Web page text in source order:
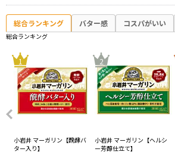
総合ランキング バター感 コスパがいい
総合ランキング
1
小岩井 マーガリン【醗酵バ
ター入り】
2
小岩井 マーガリン【ヘルシ
ー芳醇仕立て】